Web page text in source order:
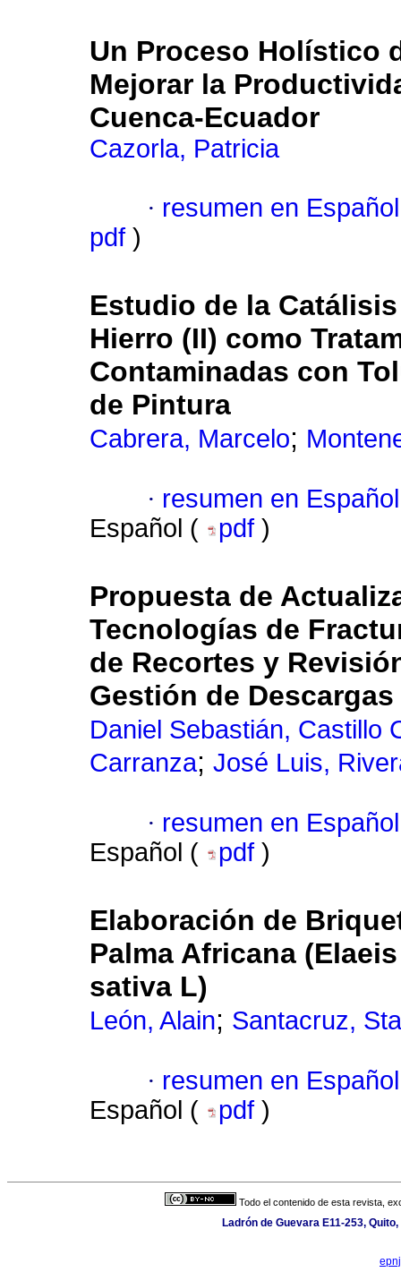
Un Proceso Holístico
Mejorar la
Cuenca-Ecuador
Cazorla, Patricia
· resumen en Español
pdf )
Estudio de la
Hierro (II) como
Contaminadas con
de Pintura
Cabrera, Marcelo;
· resumen en Español
Español (
pdf )
Propuesta de
Tecnologías de
de Recortes y
Gestión de
Daniel Sebastián, Castillo
Carranza; José Luis,
· resumen en Español
Español (
pdf )
Elaboración de
Palma Africana
sativa L)
León, Alain; Santacruz,
· resumen en Español
Español (
pdf )
Todo el contenido de esta revista,
Ladrón de Guevara E11-253,